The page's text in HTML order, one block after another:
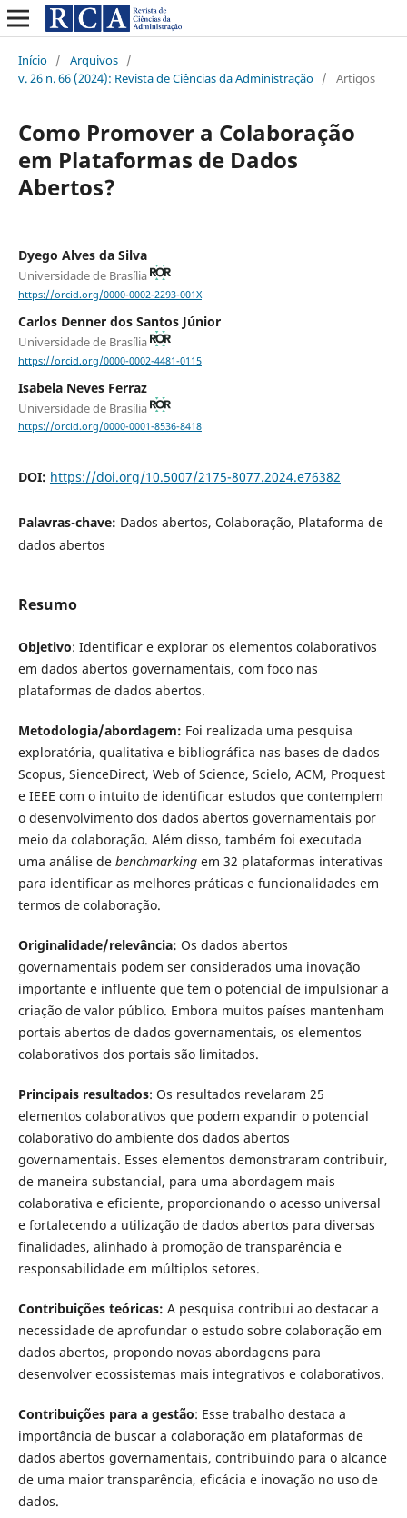
Início / Arquivos /
v. 26 n. 66 (2024): Revista de Ciências da Administração / Artigos
Como Promover a Colaboração
em Plataformas de Dados
Abertos?
Dyego Alves da Silva
Universidade de Brasília
https://orcid.org/0000-0002-2293-001X
Carlos Denner dos Santos Júnior
Universidade de Brasília
https://orcid.org/0000-0002-4481-0115
Isabela Neves Ferraz
Universidade de Brasília
https://orcid.org/0000-0001-8536-8418
DOI: https://doi.org/10.5007/2175-8077.2024.e76382
Palavras-chave: Dados abertos, Colaboração, Plataforma de
dados abertos
Resumo
Objetivo: Identificar e explorar os elementos colaborativos
em dados abertos governamentais, com foco nas
plataformas de dados abertos.
Metodologia/abordagem: Foi realizada uma pesquisa
exploratória, qualitativa e bibliográfica nas bases de dados
Scopus, SienceDirect, Web of Science, Scielo, ACM, Proquest
e IEEE com o intuito de identificar estudos que contemplem
o desenvolvimento dos dados abertos governamentais por
meio da colaboração. Além disso, também foi executada
uma análise de benchmarkingem 32 plataformas interativas
para identificar as melhores práticas e funcionalidades em
termos de colaboração.
Originalidade/relevância: Os dados abertos
governamentais podem ser considerados uma inovação
importante e influente que tem o potencial de impulsionar a
criação de valor público. Embora muitos países mantenham
portais abertos de dados governamentais, os elementos
colaborativos dos portais são limitados.
Principais resultados: Os resultados revelaram 25
elementos colaborativos que podem expandir o potencial
colaborativo do ambiente dos dados abertos
governamentais. Esses elementos demonstraram contribuir,
de maneira substancial, para uma abordagem mais
colaborativa e eficiente, proporcionando o acesso universal
e fortalecendo a utilização de dados abertos para diversas
finalidades, alinhado à promoção de transparência e
responsabilidade em múltiplos setores.
Contribuições teóricas: A pesquisa contribui ao destacar a
necessidade de aprofundar o estudo sobre colaboração em
dados abertos, propondo novas abordagens para
desenvolver ecossistemas mais integrativos e colaborativos.
Contribuições para a gestão: Esse trabalho destaca a
importância de buscar a colaboração em plataformas de
dados abertos governamentais, contribuindo para o alcance
de uma maior transparência, eficácia e inovação no uso de
dados.